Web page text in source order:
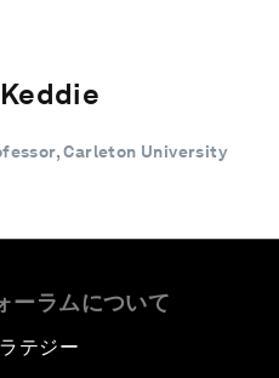
Carleton University
ーラムについて
テジー